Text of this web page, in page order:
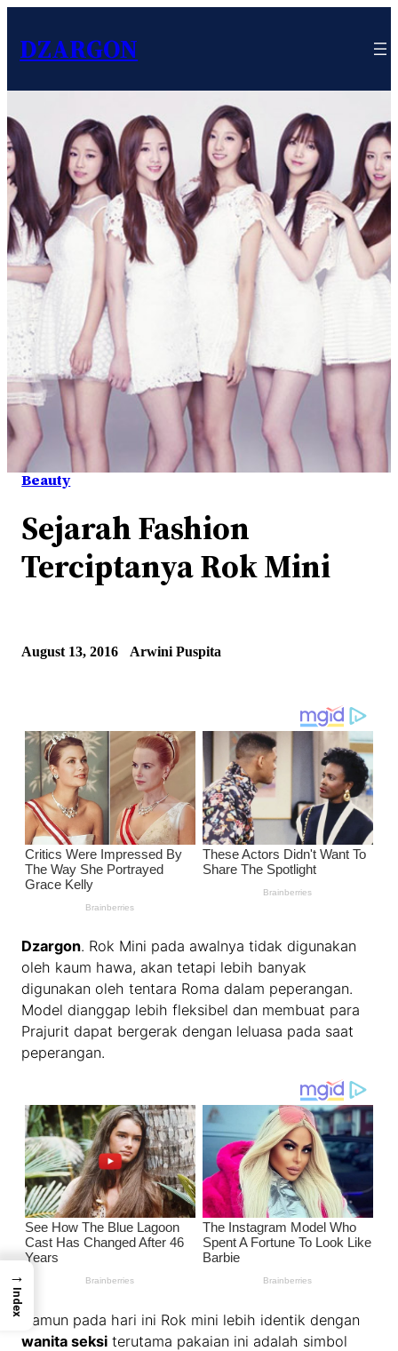
DZARGON
Beauty
Sejarah Fashion
Terciptanya Rok Mini
August 13, 2016 Arwini Puspita
Dzargon. Rok Mini pada awalnya tidak digunakan
oleh kaum hawa, akan tetapi lebih banyak
digunakan oleh tentara Roma dalam peperangan.
Model dianggap lebih fleksibel dan membuat para
Prajurit dapat bergerak dengan leluasa pada saat
peperangan.
Namun pada hari ini Rok mini lebih identik dengan
wanita seksi terutama pakaian ini adalah simbol
→
Index